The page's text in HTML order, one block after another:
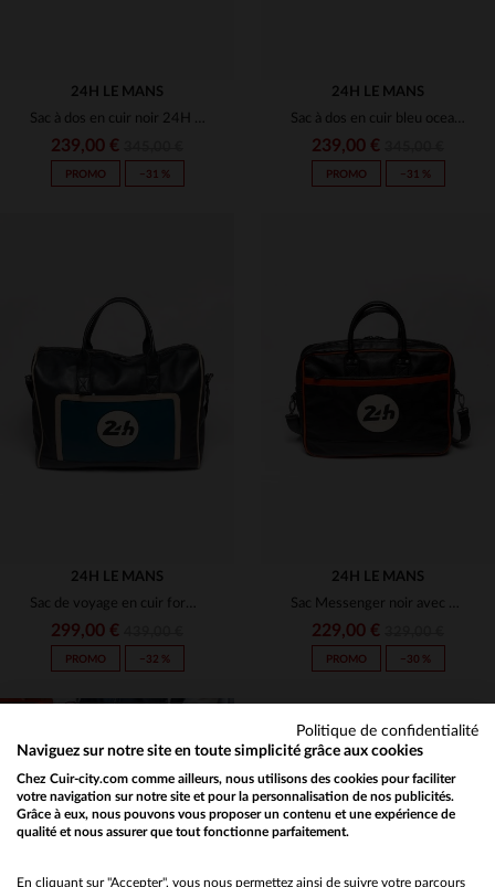
TAILLES DISPONIBLES
TU
24H LE MANS
Sac à dos en cuir noir 24H Le Mans
239,00 €
PROMO −31 %
TAILLES DISPONIBLES
TU
24H LE MANS
Sac à dos en cuir bleu ocean et marine 24H Le Mans
239,00 €
PROMO −31 %
TAILLES DISPONIBLES
TU
24H LE MANS
Sac de voyage en cuir format 48h bleu océan marine thème 24h du Mans
299,00 €
PROMO −32 %
TAILLES DISPONIBLES
TU
24H LE MANS
Sac Messenger noir avec détails orange racing
229,00 €
PROMO −30 %
Would you like to be redirected to our English site?
Politique de confidentialité
Naviguez sur notre site en toute simplicité grâce aux cookies
Chez Cuir-city.com comme ailleurs, nous utilisons des cookies pour faciliter
votre navigation sur notre site et pour la personnalisation de nos publicités.
Grâce à eux, nous pouvons vous proposer un contenu et une expérience de
qualité et nous assurer que tout fonctionne parfaitement.
En cliquant sur "Accepter", vous nous permettez ainsi de suivre votre parcours